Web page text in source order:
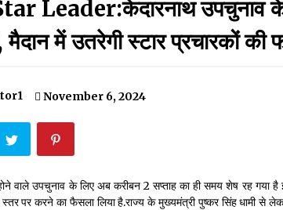
मदरसों का नाम अब्दुल कलाम के नाम पर रखने की घोषणा
December 18, 2023
May 14, 2022
Thought Of The Day 11 May
Leader:केदारनाथ उपचुनाव के
मैदान में उतरेगी स्टार प्रचारकों की
November 6, 2024
वाले उपचुनाव के लिए अब करीबन 2 सप्ताह का ही समय शेष रह गया है
पर करने का फैसला लिया है.राज्य के मुख्यमंत्री पुष्कर सिंह धामी से